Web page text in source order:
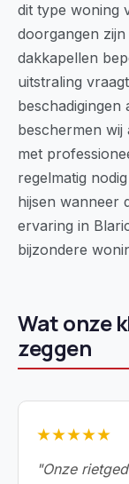
dit type woning
doorgangen
dakkapellen
uitstraling
beschadigingen
beschermen wij
met
regelmatig
hijsen wanneer
ervaring in
bijzondere
Wat onze
zeggen
★★★★★
"Onze